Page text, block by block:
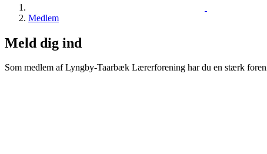
Medlem
Meld dig ind
Som medlem af Lyngby-Taarbæk Lærerforening har du en stærk